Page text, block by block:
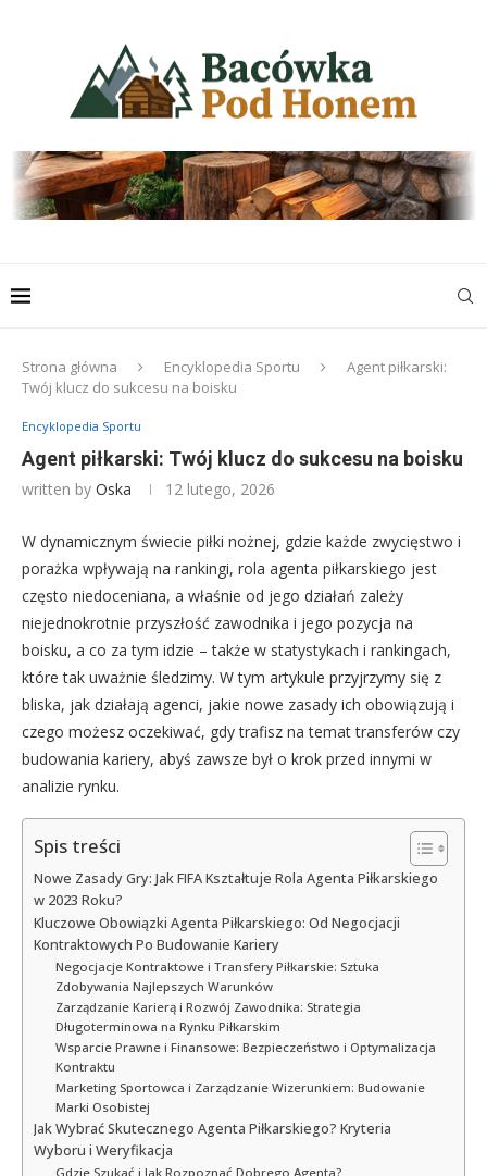
Strona główna Encyklopedia Sportu
Agent piłkarski:
Twój klucz do sukcesu na boisku
Encyklopedia Sportu
Agent piłkarski: Twój klucz do sukcesu na boisku
written by Oska 12 lutego, 2026
W dynamicznym świecie piłki nożnej, gdzie każde zwycięstwo i
porażka wpływają na rankingi, rola agenta piłkarskiego jest
często niedoceniana, a właśnie od jego działań zależy
niejednokrotnie przyszłość zawodnika i jego pozycja na
boisku, a co za tym idzie – także w statystykach i rankingach,
które tak uważnie śledzimy. W tym artykule przyjrzymy się z
bliska, jak działają agenci, jakie nowe zasady ich obowiązują i
czego możesz oczekiwać, gdy trafisz na temat transferów czy
budowania kariery, abyś zawsze był o krok przed innymi w
analizie rynku.
Spis treści
Nowe Zasady Gry: Jak FIFA Kształtuje Rola Agenta Piłkarskiego
w 2023 Roku?
Kluczowe Obowiązki Agenta Piłkarskiego: Od Negocjacji
Kontraktowych Po Budowanie Kariery
Negocjacje Kontraktowe i Transfery Piłkarskie: Sztuka
Zdobywania Najlepszych Warunków
Zarządzanie Karierą i Rozwój Zawodnika: Strategia
Długoterminowa na Rynku Piłkarskim
Wsparcie Prawne i Finansowe: Bezpieczeństwo i Optymalizacja
Kontraktu
Marketing Sportowca i Zarządzanie Wizerunkiem: Budowanie
Marki Osobistej
Jak Wybrać Skutecznego Agenta Piłkarskiego? Kryteria
Wyboru i Weryfikacja
Gdzie Szukać i Jak Rozpoznać Dobrego Agenta?